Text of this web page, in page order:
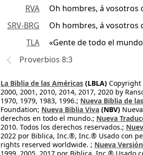
RVA
Oh hombres, á vosotros
SRV-BRG
Oh hombres, á vosotros
TLA
«Gente de todo el
Proverbios 8:3
La Biblia de las Américas (LBLA) Copyright
2000, 2001, 2010, 2014, 2017, 2020 by
1970, 1979, 1983, 1996.; Nueva Biblia de
Foundation; Nueva Biblia Viva (NBV)
derechos en todo el mundo.; Nueva
2010. Todos los derechos reservados.;
2022 por Biblica, Inc.®, Inc.® Usado con
rights reserved worldwide. ; Nueva